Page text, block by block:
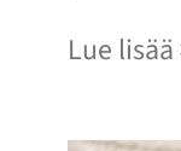
Lue lisää